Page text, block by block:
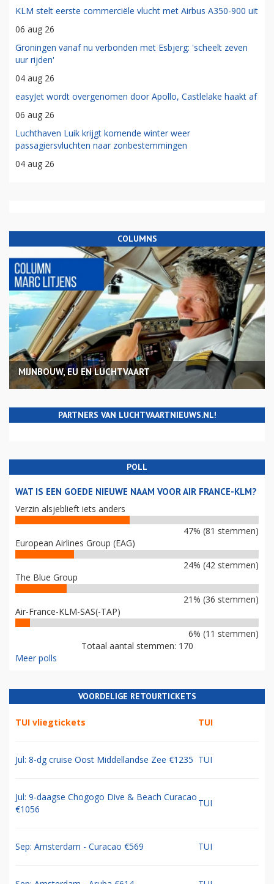
KLM stelt eerste commerciële vlucht met Airbus A350-900 uit
06 aug 26
Groningen vanaf nu verbonden met Esbjerg: 'scheelt zeven
uur rijden'
04 aug 26
easyJet wordt overgenomen door Apollo, Castlelake haakt af
06 aug 26
Luchthaven Luik krijgt komende winter weer
passagiersvluchten naar zonbestemmingen
04 aug 26
COLUMNS
MIJNBOUW, EU EN LUCHTVAART
PARTNERS VAN LUCHTVAARTNIEUWS.NL!
POLL
WAT IS EEN GOEDE NIEUWE NAAM VOOR AIR FRANCE-KLM?
Verzin alsjeblieft iets anders
47% (81 stemmen)
European Airlines Group (EAG)
24% (42 stemmen)
The Blue Group
21% (36 stemmen)
Air-France-KLM-SAS(-TAP)
6% (11 stemmen)
Totaal aantal stemmen: 170
Meer polls
VOORDELIGE RETOURTICKETS
TUI vliegtickets TUI
Jul: 8-dg cruise Oost Middellandse Zee €1235 TUI
Jul: 9-daagse Chogogo Dive & Beach Curacao
€1056
TUI
Sep: Amsterdam - Curacao €569 TUI